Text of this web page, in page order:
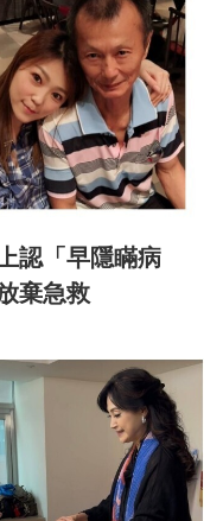
認「早隱瞞病
棄急救